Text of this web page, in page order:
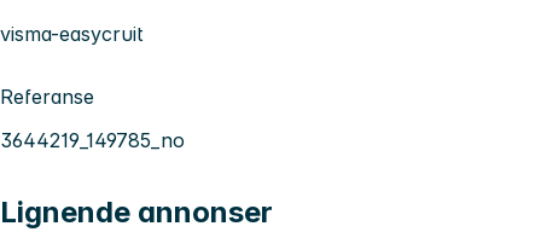
visma-easycruit
Referanse
3644219_149785_no
Lignende annonser